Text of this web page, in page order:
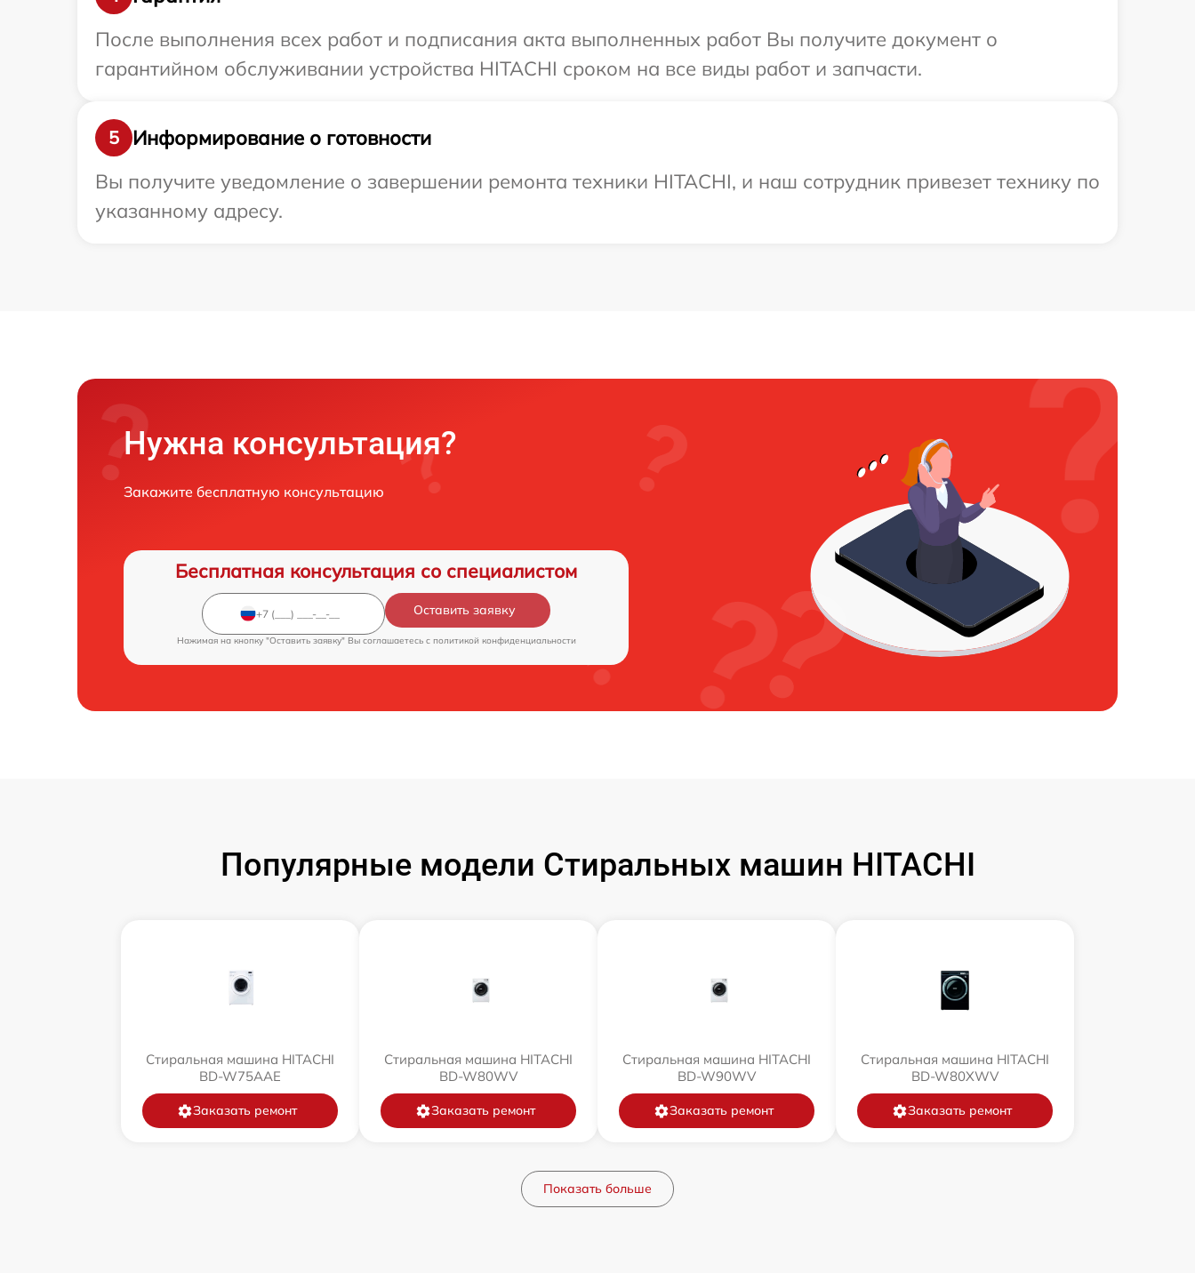
После выполнения всех работ и подписания акта выполненных работ Вы получите документ о
гарантийном обслуживании устройства HITACHI сроком на все виды работ и запчасти.
5
Информирование о готовности
Вы получите уведомление о завершении ремонта техники HITACHI, и наш сотрудник привезет технику по
указанному адресу.
Нужна консультация?
Закажите бесплатную консультацию
Бесплатная консультация со специалистом
Оставить заявку
Нажимая на кнопку "Оставить заявку" Вы соглашаетесь c политикой конфиденциальности
Популярные модели Стиральных машин HITACHI
Стиральная машина HITACHI
BD-W75AAE
Заказать ремонт
Стиральная машина HITACHI
BD-W80WV
Заказать ремонт
Стиральная машина HITACHI
BD-W90WV
Заказать ремонт
Стиральная машина HITACHI
BD-W80XWV
Заказать ремонт
Показать больше